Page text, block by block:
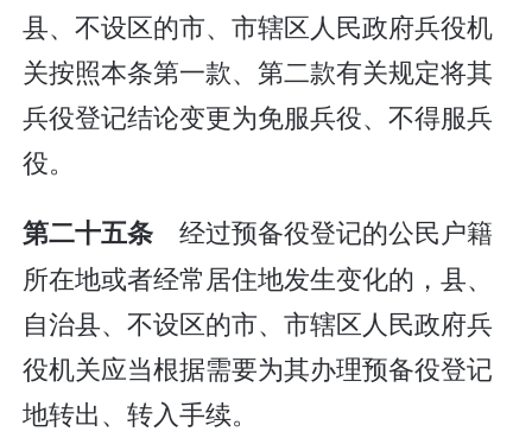
县、不设区的市、市辖区人民政府兵役机
关按照本条第一款、第二款有关规定将其
兵役登记结论变更为免服兵役、不得服兵
役。
第二十五条经过预备役登记的公民户籍
所在地或者经常居住地发生变化的，县、
自治县、不设区的市、市辖区人民政府兵
役机关应当根据需要为其办理预备役登记
地转出、转入手续。